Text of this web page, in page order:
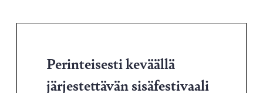
Perinteisesti keväällä
järjestettävän sisäfestivaali